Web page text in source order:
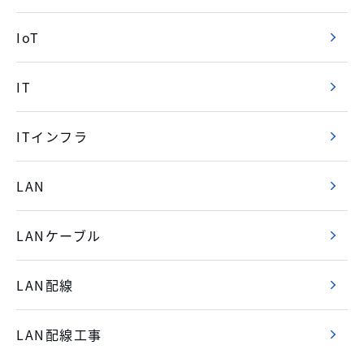
IoT
IT
ITインフラ
LAN
LANケーブル
LAN配線
LAN配線工事